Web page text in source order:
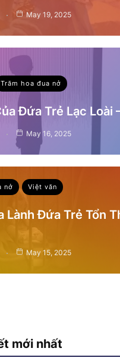
May 19, 2025
Trăm hoa đua nở
Đứa Trẻ Lạc Loài
May 16, 2025
nở Việt văn
Lành Đứa Trẻ Tổn
May 15, 2025
mới nhất